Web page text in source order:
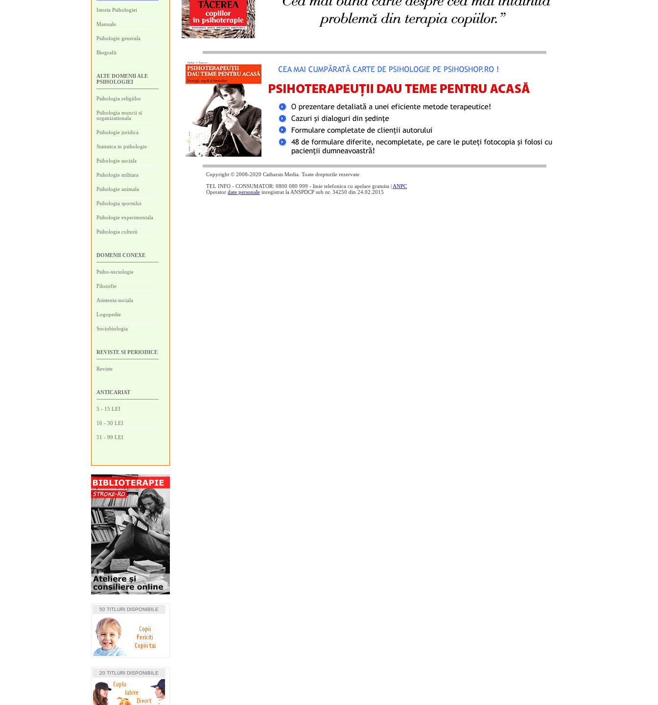
Istoria Psihologiei
Manuale
Psihologie generala
Biografii
ALTE DOMENII ALE
PSIHOLOGIEI
Psihologia religiilor
Psihologia muncii si
organizationala
Psihologie juridica
Statistica in psihologie
Psihologie sociala
Psihologie militara
Psihologie animala
Psihologia sportului
Psihologie experimentala
Psihologia culturii
DOMENII CONEXE
Psiho-sociologie
Filozofie
Asistenta sociala
Logopedie
Sociobiologia
REVISTE SI PERIODICE
Reviste
ANTICARIAT
5 - 15 LEI
16 - 30 LEI
51 - 99 LEI
50 TITLURI DISPONIBILE
20 TITLURI DISPONIBILE
Copyright © 2008-2020 Catharsis Media. Toate drepturile rezervate.
TEL INFO - CONSUMATOR: 0800 080 999 - linie telefonica cu apelare gratuita | ANPC
Operator date personale inregistrat la ANSPDCP sub nr. 34250 din 24.02.2015